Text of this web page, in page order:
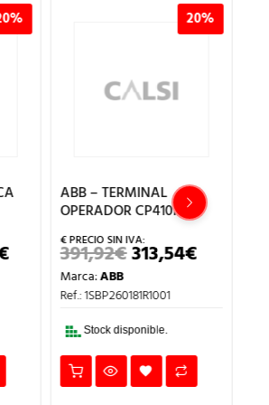
EL
PRECIO
ACTUAL
20%
ABB – TERMINAL
OPERADOR CP410M
391,92€EL
PRECIO
ERA:
313,54€EL
PRECIO
Marca:ABB
Ref.: 1SBP260181R1001
Stock disponible.